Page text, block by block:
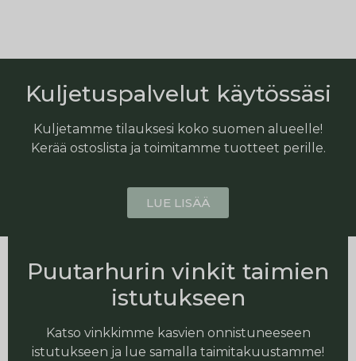
Kuljetuspalvelut käytössäsi
Kuljetamme tilauksesi koko suomen alueelle!
Kerää ostoslista ja toimitamme tuotteet perille.
LUE LISÄÄ
Puutarhurin vinkit taimien
istutukseen
Katso vinkkimme kasvien onnistuneeseen
istutukseen ja lue samalla taimitakuustamme!